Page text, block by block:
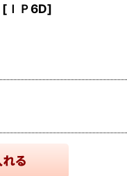
[ ＩＰ6D]